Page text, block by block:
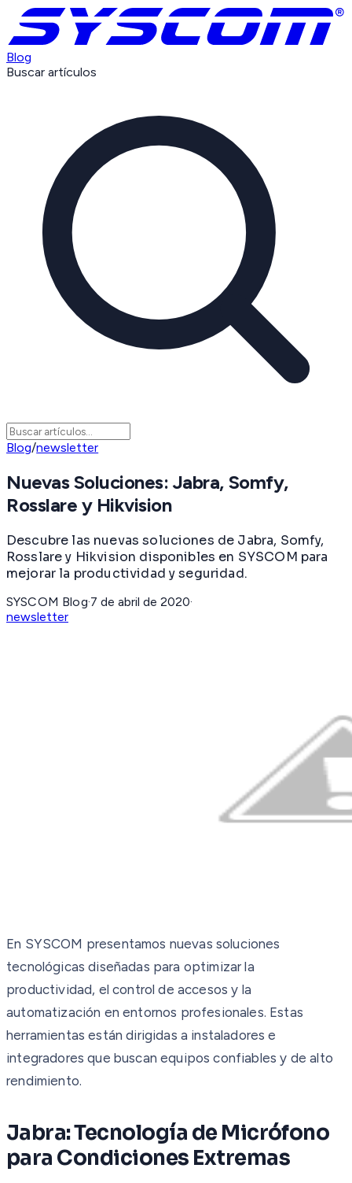
Blog
Buscar artículos
Blog/newsletter
Nuevas Soluciones: Jabra, Somfy,
Rosslare y Hikvision
Descubre las nuevas soluciones de Jabra, Somfy,
Rosslare y Hikvision disponibles en SYSCOM para
mejorar la productividad y seguridad.
SYSCOM Blog·7 de abril de 2020·
newsletter
En SYSCOM presentamos nuevas soluciones
tecnológicas diseñadas para optimizar la
productividad, el control de accesos y la
automatización en entornos profesionales. Estas
herramientas están dirigidas a instaladores e
integradores que buscan equipos confiables y de alto
rendimiento.
Jabra: Tecnología de Micrófono
para Condiciones Extremas